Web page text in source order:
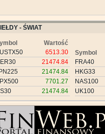
- ŚWIAT
Wartość
6513.30
21474.84
21474.84
7701.27
21474.84
Symbol
FRA40
HKG33
NAS100
UK100